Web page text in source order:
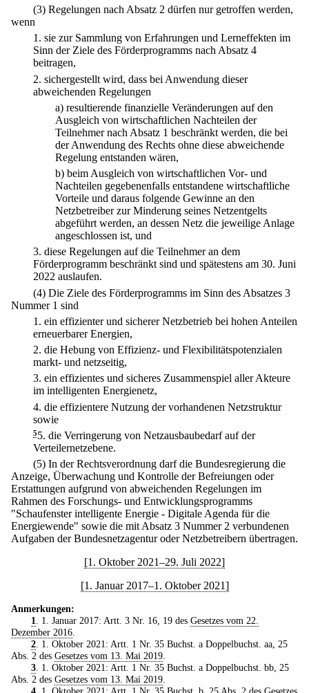
(3) Regelungen nach Absatz 2 dürfen nur getroffen werden,
wenn
1. sie zur Sammlung von Erfahrungen und Lerneffekten im
Sinn der Ziele des Förderprogramms nach Absatz 4
beitragen,
2. sichergestellt wird, dass bei Anwendung dieser
abweichenden Regelungen
a) resultierende finanzielle Veränderungen auf den
Ausgleich von wirtschaftlichen Nachteilen der
Teilnehmer nach Absatz 1 beschränkt werden, die bei
der Anwendung des Rechts ohne diese abweichende
Regelung entstanden wären,
b) beim Ausgleich von wirtschaftlichen Vor- und
Nachteilen gegebenenfalls entstandene wirtschaftliche
Vorteile und daraus folgende Gewinne an den
Netzbetreiber zur Minderung seines Netzentgelts
abgeführt werden, an dessen Netz die jeweilige Anlage
angeschlossen ist, und
3. diese Regelungen auf die Teilnehmer an dem
Förderprogramm beschränkt sind und spätestens am 30. Juni
2022 auslaufen.
(4) Die Ziele des Förderprogramms im Sinn des Absatzes 3
Nummer 1 sind
1. ein effizienter und sicherer Netzbetrieb bei hohen Anteilen
erneuerbarer Energien,
2. die Hebung von Effizienz- und Flexibilitätspotenzialen
markt- und netzseitig,
3. ein effizientes und sicheres Zusammenspiel aller Akteure
im intelligenten Energienetz,
4. die effizientere Nutzung der vorhandenen Netzstruktur
sowie
55. die Verringerung von Netzausbaubedarf auf der
Verteilernetzebene.
(5) In der Rechtsverordnung darf die Bundesregierung die
Anzeige, Überwachung und Kontrolle der Befreiungen oder
Erstattungen aufgrund von abweichenden Regelungen im
Rahmen des Forschungs- und Entwicklungsprogramms
"Schaufenster intelligente Energie - Digitale Agenda für die
Energiewende" sowie die mit Absatz 3 Nummer 2 verbundenen
Aufgaben der Bundesnetzagentur oder Netzbetreibern übertragen.
[1. Oktober 2021–29. Juli 2022]
[1. Januar 2017–1. Oktober 2021]
Anmerkungen:
1
. 1. Januar 2017: Artt. 3 Nr. 16, 19 des Gesetzes vom 22.
Dezember 2016
2. 1. Oktober 2021: Artt. 1 Nr. 35 Buchst. a Doppelbuchst. aa, 25
Abs. 2 des Gesetzes vom 13. Mai 2019
3. 1. Oktober 2021: Artt. 1 Nr. 35 Buchst. a Doppelbuchst. bb, 25
Abs. 2 des Gesetzes vom 13. Mai 2019